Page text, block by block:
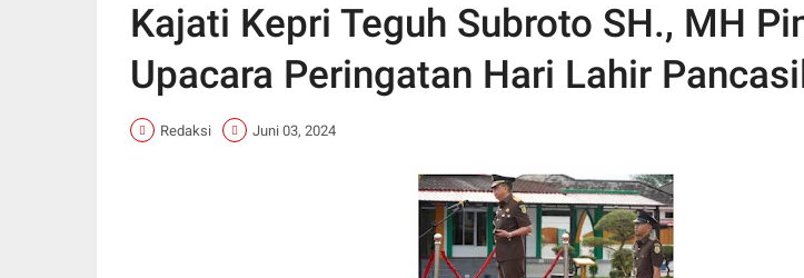
Kajati Kepri Teguh Subroto SH., MH
Upacara Peringatan Hari Lahir
Redaksi Juni 03, 2024